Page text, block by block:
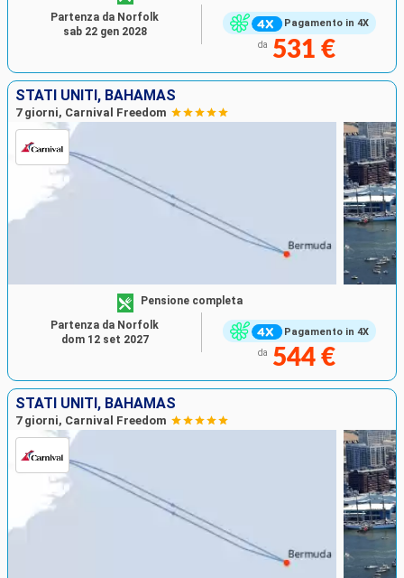
Pagamento in 4X
da 531 €
Partenza da Norfolk
sab 22 gen 2028
STATI UNITI, BAHAMAS
7 giorni, Carnival Freedom
Pagamento in 4X
Pensione completa
da 544 €
Partenza da Norfolk
dom 12 set 2027
STATI UNITI, BAHAMAS
7 giorni, Carnival Freedom